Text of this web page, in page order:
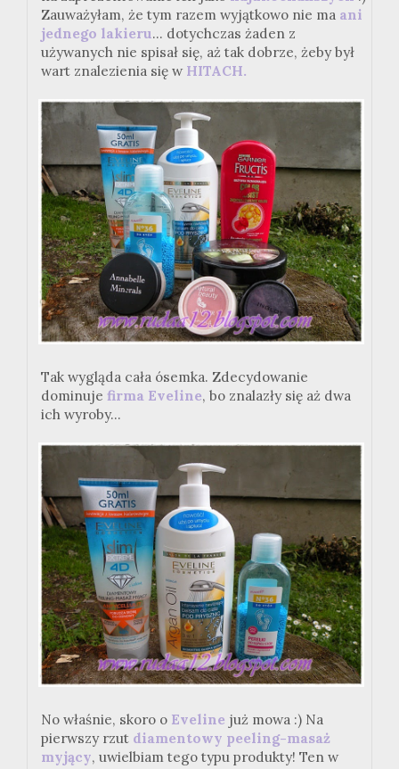
Zauważyłam, że tym razem wyjątkowo nie ma ani
jednego lakieru... dotychczas żaden z
używanych nie spisał się, aż tak dobrze, żeby był
wart znalezienia się w HITACH.
Tak wygląda cała ósemka. Zdecydowanie
dominuje firma Eveline, bo znalazły się aż dwa
ich wyroby...
No właśnie, skoro o Eveline już mowa :) Na
pierwszy rzut diamentowy peeling-masaż
myjący, uwielbiam tego typu produkty! Ten w